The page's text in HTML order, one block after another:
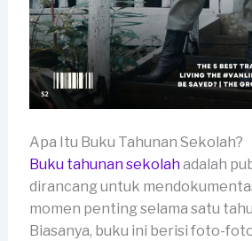
Apa Itu Buku Tahunan Sekolah?
Buku tahunan sekolahadalah
dirancang untuk
momen penting selama satu
Biasanya, buku ini berisi foto-